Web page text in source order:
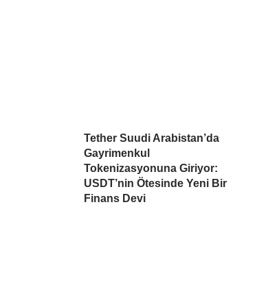
Tether Suudi Arabistan’da
Gayrimenkul
Tokenizasyonuna Giriyor:
USDT’nin Ötesinde Yeni Bir
Finans Devi